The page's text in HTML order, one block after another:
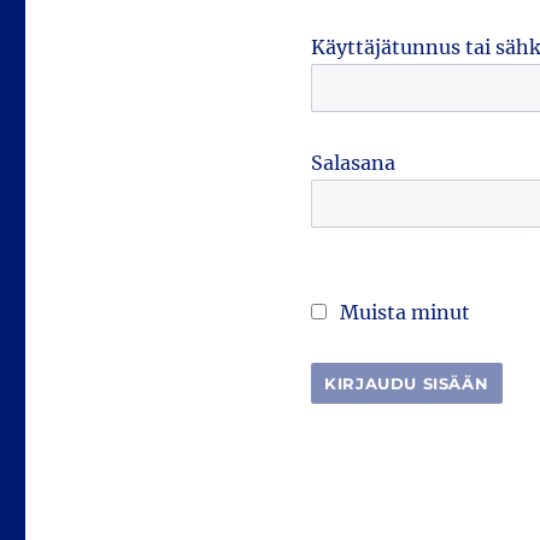
Käyttäjätunnus tai
Salasana
Muista minut